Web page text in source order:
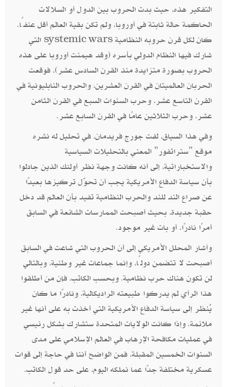
التفكير هذه، حيث بدت الحروب بين الدول أو السلالات
الحاكمة حالة ثابتة في أوروبا، ولم تكن بقية العالم أقل عنفًا.
كان لكل قرن حروبه النظامية systemic wars التي
شارك فيها النظام الدولي بأسره (وقد هيمنت أوروبا على هذه
الحروب بصورة متزايدة منذ القرن السادس عشر)، فوقعت
الحربان العالميتان في القرن العشرين، والحروب النابليونية في
القرن التاسع عشر، وحرب السنوات السبع في القرن الثامن
عشر، وحرب الثلاثين عامًا في القرن السابع عشر.
وفي هذا السياق، لفت جورج فريدمان، في تحليل له نشره
موقع "ستراتفور" المعني بالتحليلات السياسية
والاستخباراتية، إلى أنه كانت وجهة نظر أولئك الذين جادلوا
بأن سياسة الدفاع الأمريكية يجب أن تحوّل تركيزها بعيدًا
عن صراع الند للند والحرب النظامية تفيد بأن العالم قد دخل
حقبة جديدة، بحيث أصبحت الممارسات الشائعة في السابق
أمرًا نادرًا، أو بات غير موجود.
وأشار المحلل الأمريكي إلى أن الحروب التي شاعت في السابق
أصبحت لا تتضمن دولًا، وإنما جماعات غير وطنية، وبالتالي
لن تكون هناك حرب نظامية. وبحسب الكاتب، فإن من أطلقوا
هذا الرأي لم يدركوا طبيعته الراديكالية، ونادرًا ما كان
يُنظر إلى سياسة الدفاع الأمريكية التي أخذت به على أنها غير
ملائمة. وإذا كانت الولايات المتحدة ستشارك بشكل رئيسي
في عمليات مكافحة الإرهاب في العالم الإسلامي على مدى
السنوات الخمسين المقبلة، فمن الواضح أننا في حاجة إلى قوات
عسكرية مختلفة جدًا عما نملكه اليوم، على حد قول الكاتب.